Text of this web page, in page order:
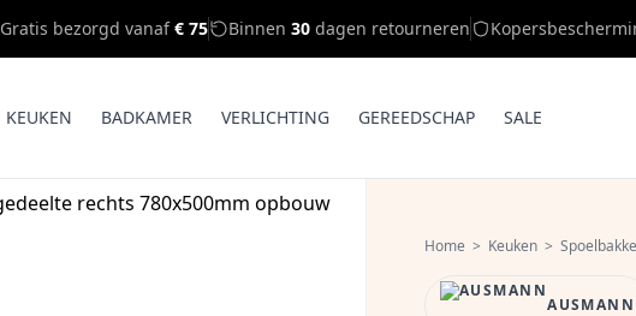
Gratis bezorgd vanaf€ 75 Binnen 30 dagen retourneren
KEUKEN BADKAMER VERLICHTING GEREEDSCHAP SALE
Home > Keuken >
AUSMANN